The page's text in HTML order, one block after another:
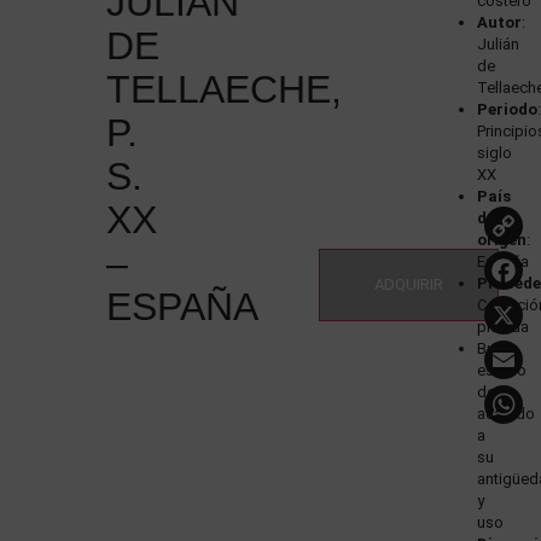
DE
TELLAECHE,
P.
S.
XX
–
ESPAÑA
Autor:
Julián
de
Periodo:
siglo
XX
País
de
origen:
España
privada
Buen
estado
de
acuerdo
a
su
y
uso